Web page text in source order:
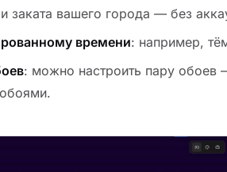
заката вашего города — без
времени: например,
: можно настроить пару обоев